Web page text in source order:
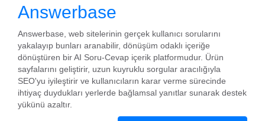
Answerbase
Answerbase, web sitelerinin gerçek kullanıcı sorularını
yakalayıp bunları aranabilir, dönüşüm odaklı içeriğe
dönüştüren bir AI Soru-Cevap içerik platformudur. Ürün
sayfalarını geliştirir, uzun kuyruklu sorgular aracılığıyla
SEO'yu iyileştirir ve kullanıcıların karar verme sürecinde
ihtiyaç duydukları yerlerde bağlamsal yanıtlar sunarak destek
yükünü azaltır.